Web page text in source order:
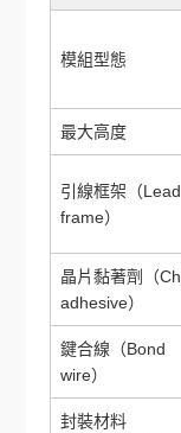
模組型態
最大高度
引線框架（Lead
frame）
晶片黏著劑（
adhesive）
鍵合線（Bond
wire）
封裝材料